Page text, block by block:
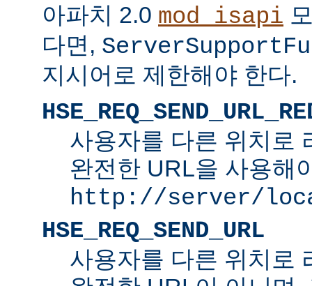
아파치 2.0 mod_isapi
다면,
지시어로 제한해야 한다.
사용자를 다른 위치로
완전한 URL을 사용해
http://server/
HSE_REQ_SEND_URL
사용자를 다른 위치로